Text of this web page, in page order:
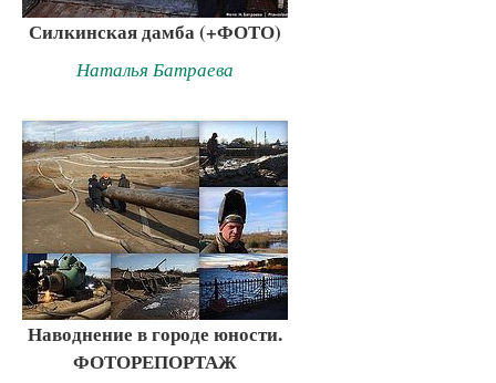
Силкинская дамба (+ФОТО)
Наталья Батраева
Наводнение в городе юности.
ФОТОРЕПОРТАЖ